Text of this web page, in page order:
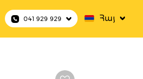
041 929 929 Հայ